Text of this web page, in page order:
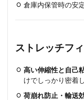
倉庫内保管時の安
ストレッチフ
高い伸縮性と自己
けでしっかり密着
荷崩れ防止・輸送